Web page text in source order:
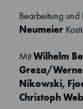
Bearbeitung und
Neumeier
MitWilhelm
Greza/
Nikowski,
Christoph